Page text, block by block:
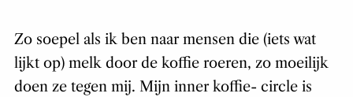
Zo soepel als ik ben naar mensen die (iets wat
lijkt op) melk door de koffie roeren, zo moeilijk
doen ze tegen mij. Mijn inner koffie- circle is